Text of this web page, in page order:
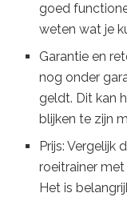
goed
weten wat je
Garantie en
nog onder
geldt. Dit kan
blijken te zijn
Prijs: Vergelijk
roeitrainer met
Het is